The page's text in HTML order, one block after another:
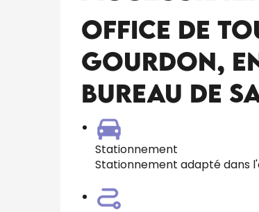
Office de
Gourdon,
Bureau de
Stationnement
Stationnement adapté dans